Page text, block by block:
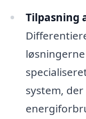
Tilpasning
system,